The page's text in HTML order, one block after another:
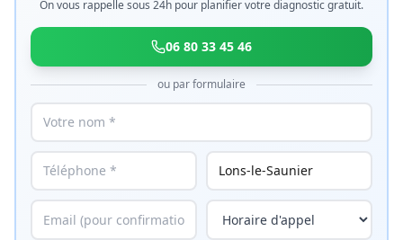
On vous rappelle sous 24h pour planifier votre diagnostic gratuit.
06 80 33 45 46
ou par formulaire